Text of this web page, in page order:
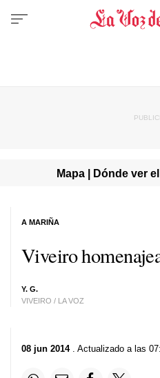
Mapa | Dónde ver
Viveiro
Y. G.
VIVEIRO / LA VOZ
A MARIÑA
08 jun 2014. Actualizado a las